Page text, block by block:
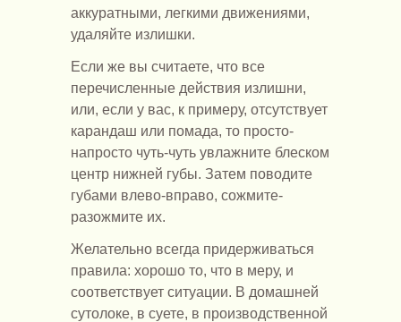
аккуратными, легкими движениями,
удаляйте излишки.
Если же вы считаете, что все
перечисленные действия излишни,
или, если у вас, к примеру, отсутствует
карандаш или помада, то просто-
напросто чуть-чуть увлажните блеском
центр нижней губы. Затем поводите
губами влево-вправо, сожмите-
разожмите их.
Желательно всегда придерживаться
правила: хорошо то, что в меру, и
соответствует ситуации. В домашней
сутолоке, в суете, в производственной